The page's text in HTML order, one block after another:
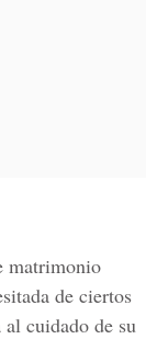
matrimonio
de ciertos
cuidado de su